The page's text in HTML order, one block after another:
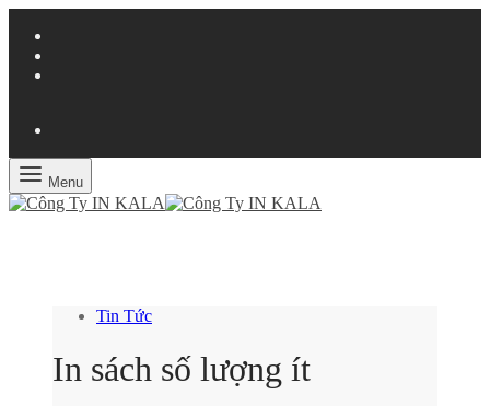
Menu
Tin Tức
In sách số lượng ít